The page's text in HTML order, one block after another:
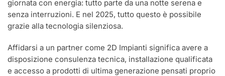
giornata con energia: tutto parte da una notte serena e
senza interruzioni. E nel 2025, tutto questo è possibile
grazie alla tecnologia silenziosa.
Affidarsi a un partner come 2D Impianti significa avere a
disposizione consulenza tecnica, installazione qualificata
e accesso a prodotti di ultima generazione pensati proprio